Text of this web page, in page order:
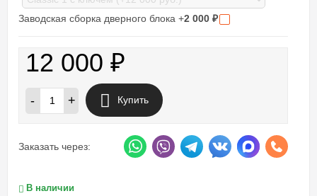
Заводская сборка дверного блока +2 000 ₽
12 000 ₽
- + Купить
Заказать через:
В наличии